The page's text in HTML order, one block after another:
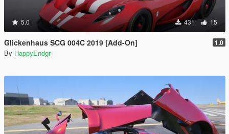
5.0 431 15
Glickenhaus SCG 004C 2019 [Add-On] 1.0
By HappyEndgr